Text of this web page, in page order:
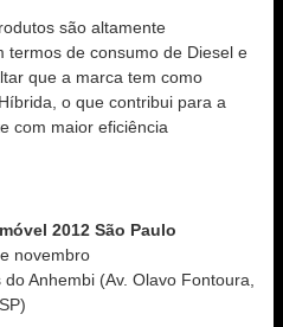
são altamente
termos de consumo de Diesel e
que a marca tem como
o que contribui para a
com maior eficiência
2012 São Paulo
novembro
Anhembi (Av. Olavo Fontoura,